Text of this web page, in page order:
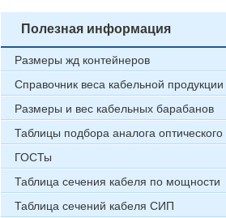
Полезная информация
Размеры жд контейнеров
Справочник веса кабельной продукции
Размеры и вес кабельных барабанов
Таблицы подбора аналога оптического
ГОСТы
Таблица сечения кабеля по мощности
Таблица сечений кабеля СИП